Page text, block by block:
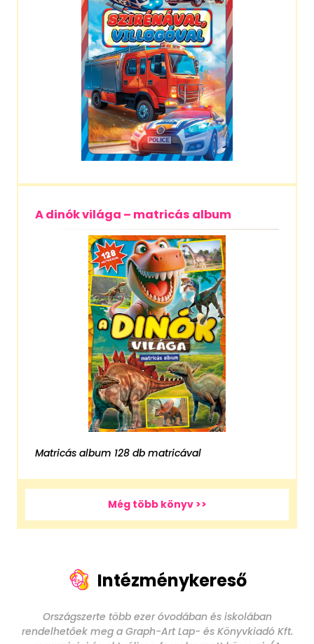
A dinók világa – matricás album
Matricás album 128 db matricával
Még több könyv >>
Intézménykereső
Országszerte több ezer óvodában és iskolában
rendelhetőek meg a Graph-Art Lap- és Könyvkiadó Kft.